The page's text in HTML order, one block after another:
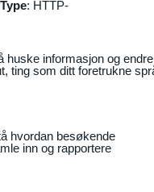
Type: HTTP-
huske informasjon og
ting som ditt foretrukne
hvordan besøkende
inn og rapportere